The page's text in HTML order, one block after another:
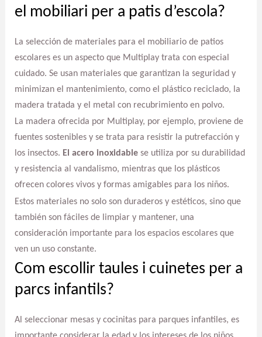
el mobiliari per a patis d’escola?
La selección de materiales para el mobiliario de patios
escolares es un aspecto que Multiplay trata con especial
cuidado. Se usan materiales que garantizan la seguridad y
minimizan el mantenimiento, como el plástico reciclado, la
madera tratada y el metal con recubrimiento en polvo.
La madera ofrecida por Multiplay, por ejemplo, proviene de
fuentes sostenibles y se trata para resistir la putrefacción y
los insectos. El acero inoxidablese utiliza por su durabilidad
y resistencia al vandalismo, mientras que los plásticos
ofrecen colores vivos y formas amigables para los niños.
Estos materiales no solo son duraderos y estéticos, sino que
también son fáciles de limpiar y mantener, una
consideración importante para los espacios escolares que
ven un uso constante.
Com escollir taules i cuinetes per a
parcs infantils?
Al seleccionar mesas y cocinitas para parques infantiles, es